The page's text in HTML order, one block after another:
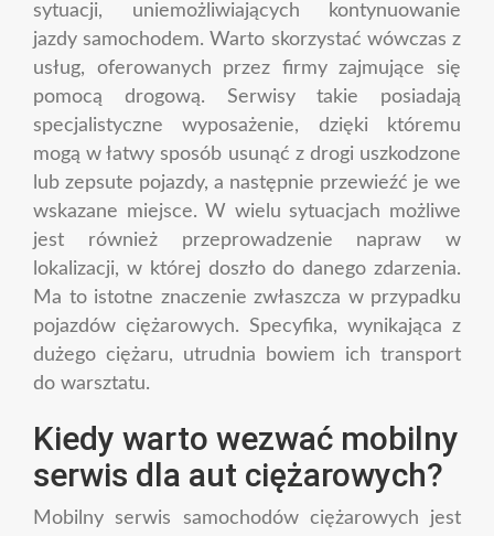
sytuacji, uniemożliwiających kontynuowanie
jazdy samochodem. Warto skorzystać wówczas z
usług, oferowanych przez firmy zajmujące się
pomocą drogową. Serwisy takie posiadają
specjalistyczne wyposażenie, dzięki któremu
mogą w łatwy sposób usunąć z drogi uszkodzone
lub zepsute pojazdy, a następnie przewieźć je we
wskazane miejsce. W wielu sytuacjach możliwe
jest również przeprowadzenie napraw w
lokalizacji, w której doszło do danego zdarzenia.
Ma to istotne znaczenie zwłaszcza w przypadku
pojazdów ciężarowych. Specyfika, wynikająca z
dużego ciężaru, utrudnia bowiem ich transport
do warsztatu.
Kiedy warto wezwać mobilny
serwis dla aut ciężarowych?
Mobilny serwis samochodów ciężarowych jest